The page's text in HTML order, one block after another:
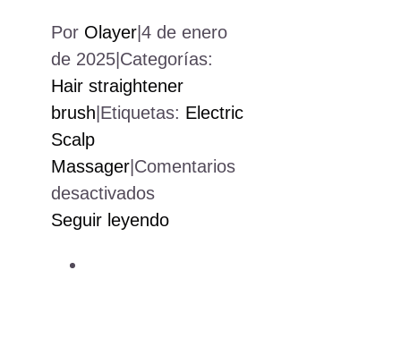
Por Olayer |4 de enero
de 2025 Categorías:
Hair straightener
brush Etiquetas: Electric
Scalp
Massager Comentarios
desactivadosen
Best
Seguir leyendo